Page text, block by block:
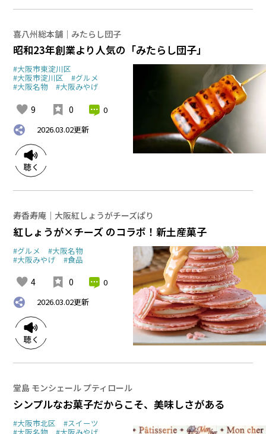
喜八州総本舗｜みたらし団子
昭和23年創業より人気の「みたらし団子」
#大阪市東淀川区
#大阪市淀川区 #グルメ
#大阪名物 #大阪みやげ
9 0
0
2026.03.02更新
寿香寿庵｜大阪紅しょうがチーズぱり
紅しょうが×チーズ のコラボ！新土産菓子
#グルメ #大阪名物
#大阪みやげ #食品
4 0
0
2026.03.02更新
堂島 モンシェール プティロール
シンプルなお菓子だからこそ、美味しさがある
#大阪市北区 #スイーツ